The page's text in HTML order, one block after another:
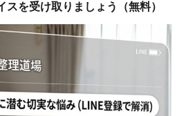
スを受け取りましょう（無料）